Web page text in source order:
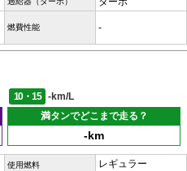
燃費性能 -
10・15
-km/L
満タンでどこまで走る？
-km
使用燃料
レギュラー